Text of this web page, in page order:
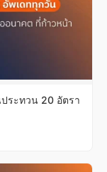
ระทวน 20 อัตรา